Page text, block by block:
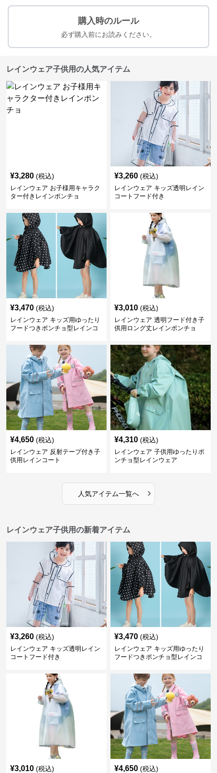
購入時のルール
必ず購入前にお読みください。
レインウェア子供用の人気アイテム
¥3,280 (税込)
レインウェア お子様用キャラク
ター付きレインポンチョ
¥3,260 (税込)
レインウェア キッズ透明レイン
コートフード付き
¥3,470 (税込)
レインウェア キッズ用ゆったり
フードつきポンチョ型レインコ
¥3,010 (税込)
レインウェア 透明フード付き子
供用ロング丈レインポンチョ
¥4,650 (税込)
レインウェア 反射テープ付き子
供用レインコート
¥4,310 (税込)
レインウェア 子供用ゆったりポ
ンチョ型レインウェア
人気アイテム一覧へ ›
レインウェア子供用の新着アイテム
¥3,260 (税込)
レインウェア キッズ透明レイン
コートフード付き
¥3,470 (税込)
レインウェア キッズ用ゆったり
フードつきポンチョ型レインコ
¥3,010 (税込) ¥4,650 (税込)